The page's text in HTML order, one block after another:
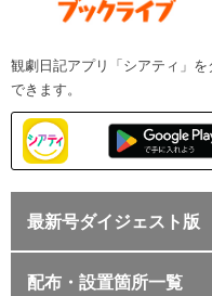
観劇日記アプリ「シアティ」
できます。
最新号ダイジェスト版
配布・設置箇所一覧